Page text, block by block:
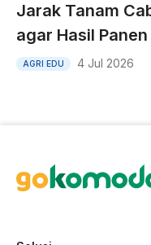
Jarak Tanam
agar Hasil
AGRI EDU 4 Jul 2026